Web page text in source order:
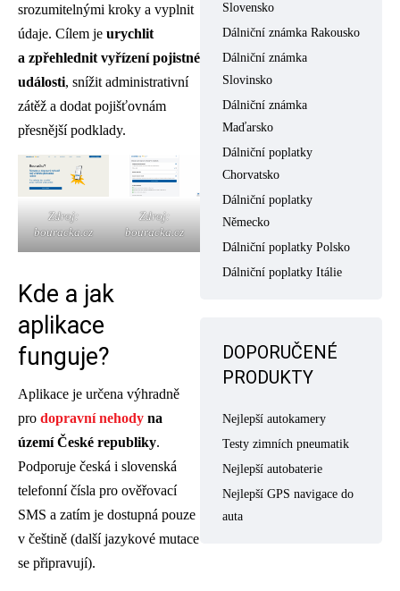
srozumitelnými kroky a vyplnit
údaje. Cílem je urychlit
a zpřehlednit vyřízení pojistné
události, snížit administrativní
zátěž a dodat pojišťovnám
přesnější podklady.
Zdroj:
bouracka.cz
Zdroj:
bouracka.cz
Kde a jak
aplikace
funguje?
Aplikace je určena výhradně
pro dopravní nehody na
území České republiky.
Podporuje česká i slovenská
telefonní čísla pro ověřovací
SMS a zatím je dostupná pouze
v češtině (další jazykové mutace
se připravují).
Slovensko
Dálniční známka Rakousko
Dálniční známka
Slovinsko
Dálniční známka
Maďarsko
Dálniční poplatky
Chorvatsko
Dálniční poplatky
Německo
Dálniční poplatky Polsko
Dálniční poplatky Itálie
DOPORUČENÉ
PRODUKTY
Nejlepší autokamery
Testy zimních pneumatik
Nejlepší autobaterie
Nejlepší GPS navigace do
auta